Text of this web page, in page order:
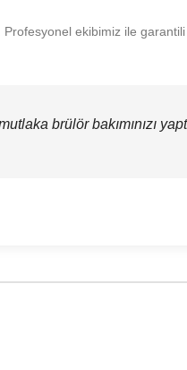
ekibimiz ile
brülör bakımınızı